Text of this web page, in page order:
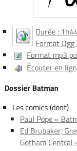
Durée :
Format
Format mp3
Écouter en
Dossier Batman
Les comics (dont)
Paul Pope «
Ed Brubaker,
Gotham Central